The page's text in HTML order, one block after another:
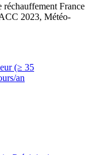
réchauffement France
2023, Météo-
(≥ 35
an